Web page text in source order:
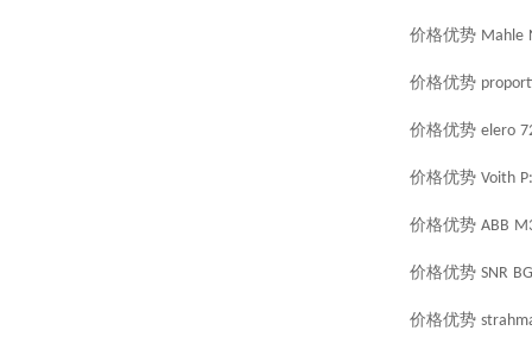
价格优势 Mahle
价格优势
价格优势 elero
价格优势 Voith
价格优势 ABB
价格优势 SNR
价格优势